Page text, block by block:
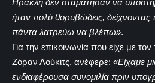
Ηρακλή δεν σταμάτησαν να
ήταν πολύ θορυβώδεις,
πάντα λατρεύω να βλέπω».
Για την επικοινωνία που είχε με
Ζόραν Λούκιτς, ανέφερε: «Είχαμε
ενδιαφέρουσα συνομιλία πριν